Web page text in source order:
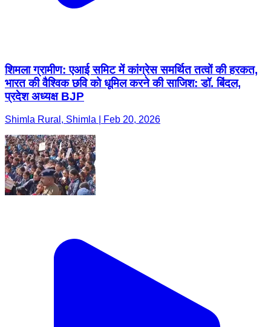
शिमला ग्रामीण: एआई समिट में कांग्रेस समर्थित तत्वों की हरकत,
भारत की वैश्विक छवि को धूमिल करने की साजिश: डॉ. बिंदल,
प्रदेश अध्यक्ष BJP
Shimla Rural, Shimla | Feb 20, 2026